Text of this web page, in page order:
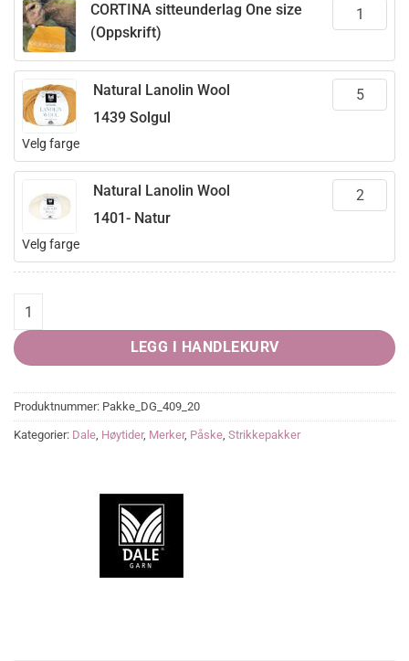
CORTINA sitteunderlag One size
(Oppskrift)
Velg farge
Natural Lanolin Wool
1439 Solgul
Velg farge
Natural Lanolin Wool
1401- Natur
CORTINA sitteunderlag One size quantity
LEGG I HANDLEKURV
Produktnummer: Pakke_DG_409_20
Kategorier: Dale, Høytider, Merker, Påske, Strikkepakker